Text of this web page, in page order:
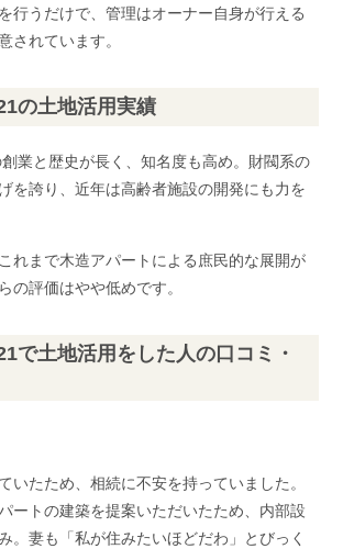
行うだけで、管理はオーナー自身が行える
されています。
の土地活用実績
業と歴史が長く、知名度も高め。財閥系の
を誇り、近年は高齢者施設の開発にも力を
れまで木造アパートによる庶民的な展開が
の評価はやや低めです。
で土地活用をした人の口コミ・
いたため、相続に不安を持っていました。
ートの建築を提案いただいたため、内部設
。妻も「私が住みたいほどだわ」とびっく